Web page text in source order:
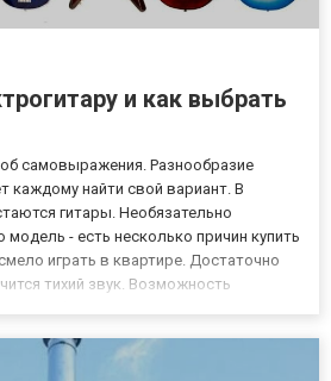
и как выбрать
самовыражения. Разнообразие
каждому найти свой вариант. В
гитары. Необязательно
модель - есть несколько причин купить
играть в квартире. Достаточно
тихий звук. Возможность